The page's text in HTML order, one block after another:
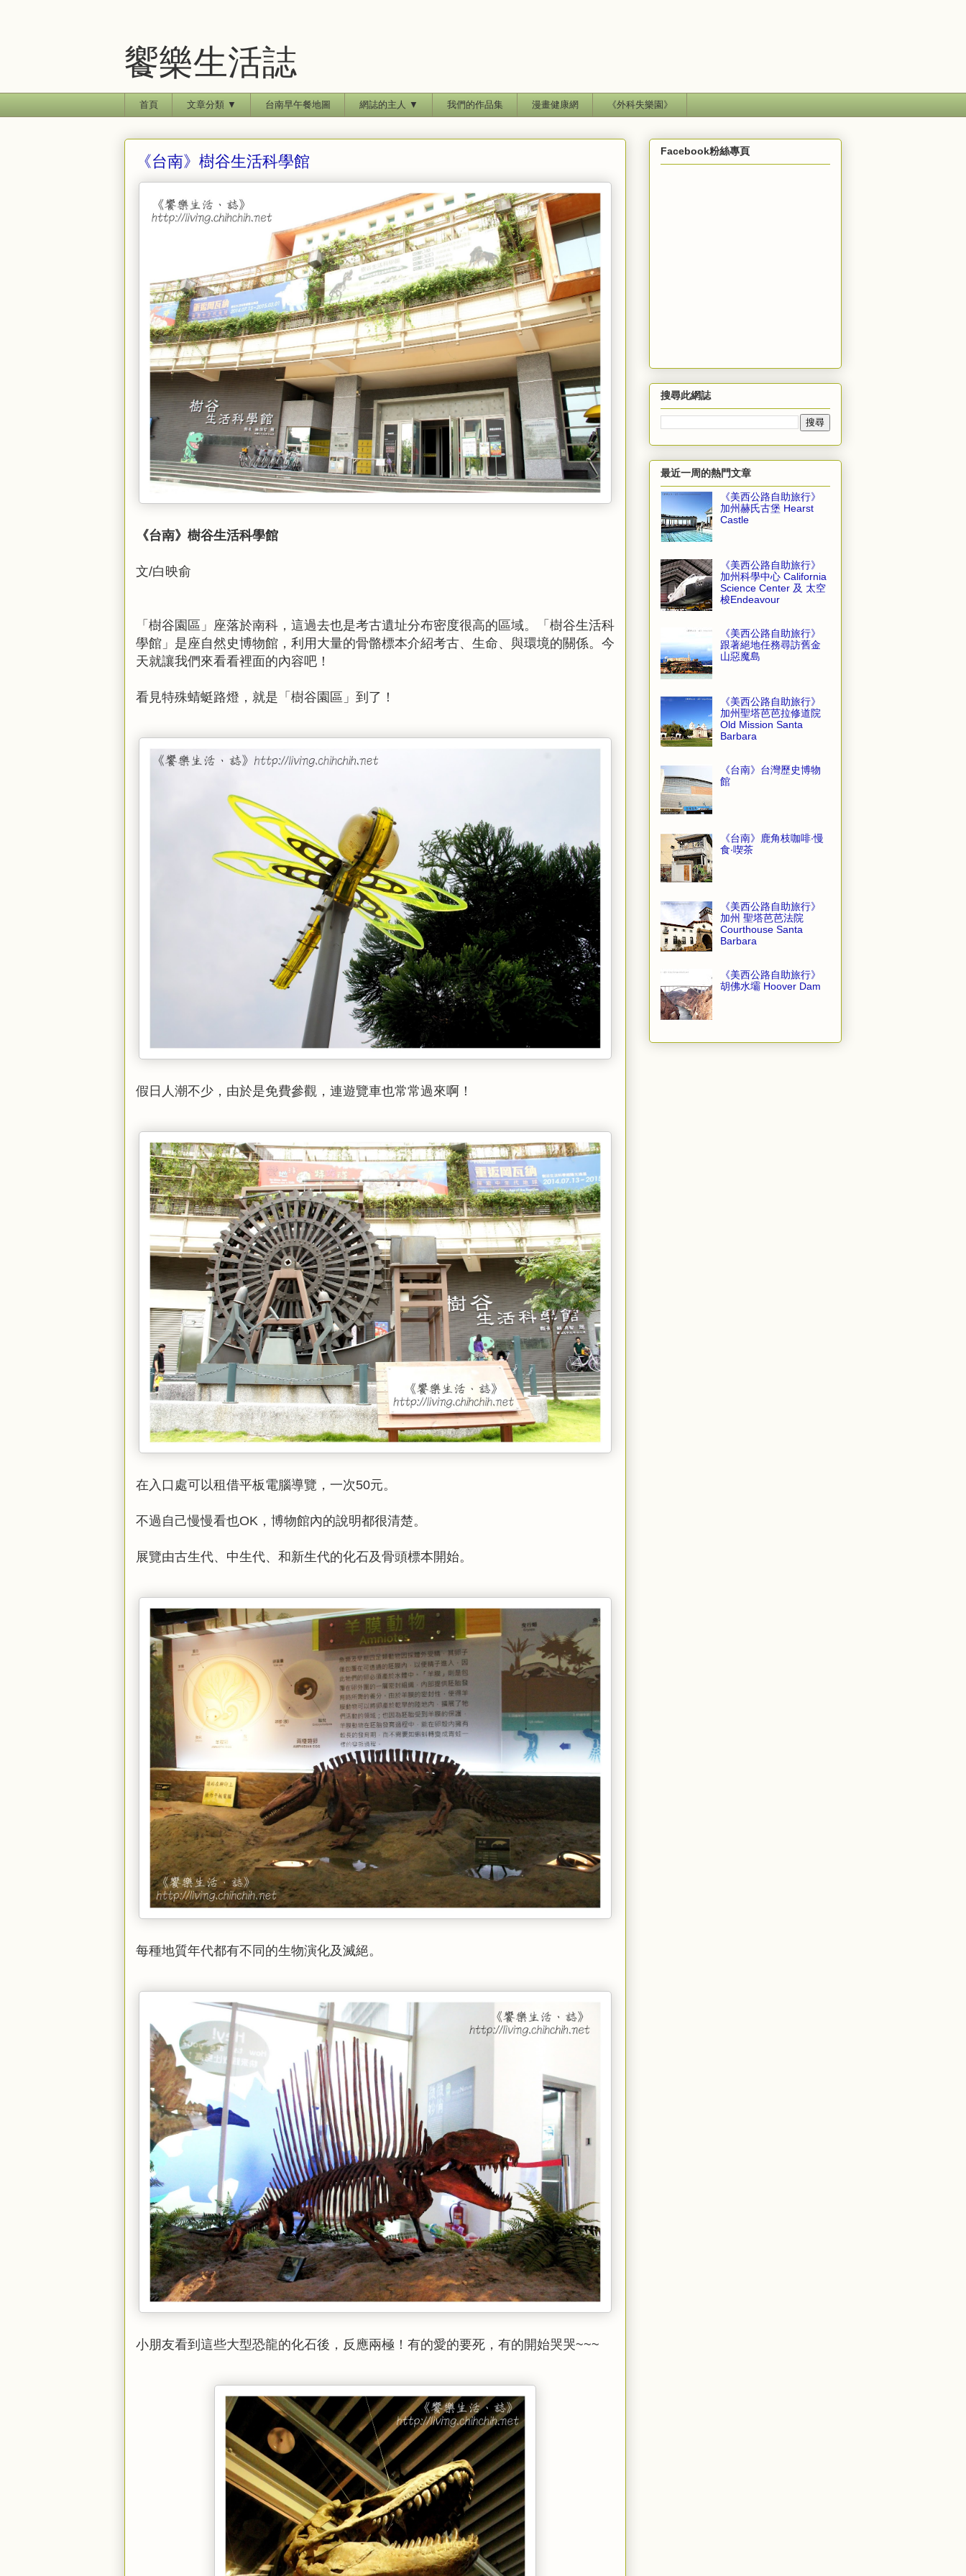
饗樂生活誌
首頁 文章分類 ▼ 台南早午餐地圖 網誌的主人 ▼ 我們的作品集 漫畫健康網 《外科失樂園》
《台南》樹谷生活科學館
《台南》樹谷生活科學館
文/白映俞
「樹谷園區」座落於南科，這過去也是考古遺址分布密度很高的區域。「樹谷生活科
學館」是座自然史博物館，利用大量的骨骼標本介紹考古、生命、與環境的關係。今
天就讓我們來看看裡面的內容吧！
看見特殊蜻蜓路燈，就是「樹谷園區」到了！
假日人潮不少，由於是免費參觀，連遊覽車也常常過來啊！
在入口處可以租借平板電腦導覽，一次50元。
不過自己慢慢看也OK，博物館內的說明都很清楚。
展覽由古生代、中生代、和新生代的化石及骨頭標本開始。
每種地質年代都有不同的生物演化及滅絕。
小朋友看到這些大型恐龍的化石後，反應兩極！有的愛的要死，有的開始哭哭~~~
Facebook粉絲專頁
搜尋此網誌
最近一周的熱門文章
《美西公路自助旅行》
加州赫氏古堡 Hearst
Castle
《美西公路自助旅行》
加州科學中心 California
Science Center 及 太空
梭Endeavour
《美西公路自助旅行》
跟著絕地任務尋訪舊金
山惡魔島
《美西公路自助旅行》
加州聖塔芭芭拉修道院
Old Mission Santa
Barbara
《台南》台灣歷史博物
館
《台南》鹿角枝咖啡‧慢
食‧喫茶
《美西公路自助旅行》
加州 聖塔芭芭法院
Courthouse Santa
Barbara
《美西公路自助旅行》
胡佛水壩 Hoover Dam